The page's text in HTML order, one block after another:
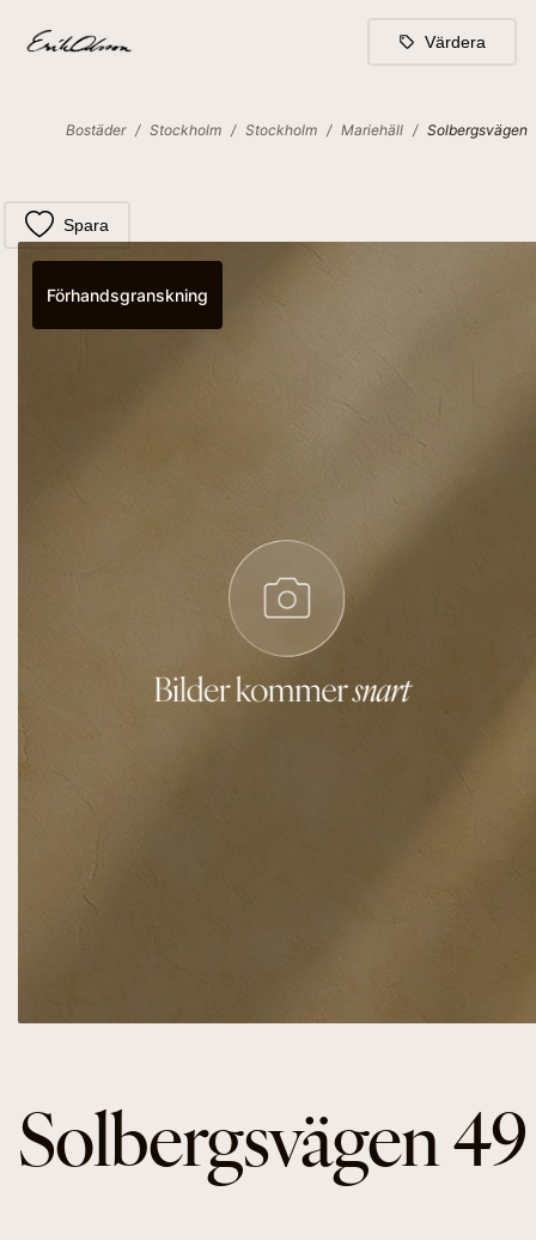
Värdera
Bostäder / Stockholm / Stockholm / Mariehäll / Solbergsvägen
Solbergsvägen 49
Förhandsgranskning
Spara